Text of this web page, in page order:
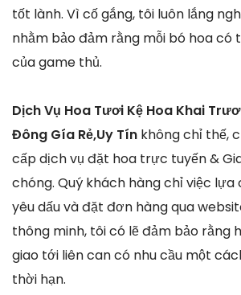
tốt lành. Vì cố gắng, tôi luôn lắng
nhằm bảo đảm rằng mỗi bó hoa có
của game thủ.
Dịch Vụ Hoa Tươi Kệ Hoa Khai
Đông Gía Rẻ,Uy Tín không chỉ thế,
cấp dịch vụ đặt hoa trực tuyến &
chóng. Quý khách hàng chỉ việc lựa
yêu dấu và đặt đơn hàng qua
thông minh, tôi có lẽ đảm bảo rằng
giao tới liên can có nhu cầu một
thời hạn.